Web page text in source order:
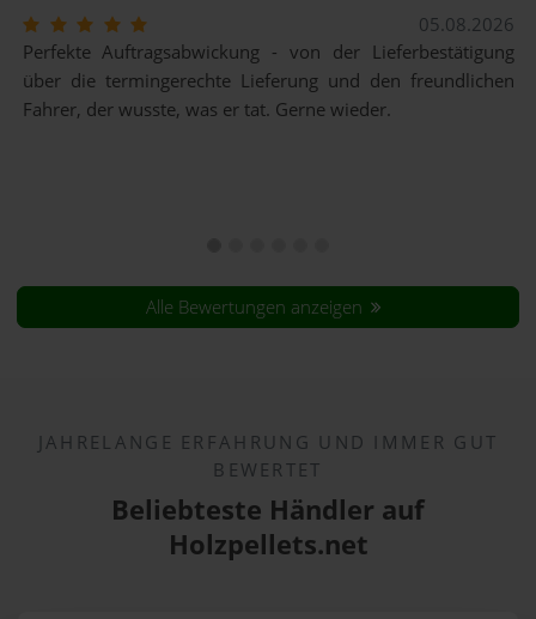
04.08.2026
Alles hat einfach super geklappt. Bei der Anlieferung war
der Fahrer super freundlich und hilfsbereit. Die Palette
wurde in Der Gerade abgestellt. Jederzeit wieder. Danke an
Alle Bewertungen anzeigen
JAHRELANGE ERFAHRUNG UND IMMER GUT
BEWERTET
Beliebteste Händler auf
Holzpellets.net